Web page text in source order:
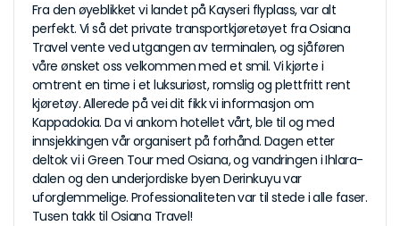
Fra den øyeblikket vi landet på Kayseri flyplass, var alt
perfekt. Vi så det private transportkjøretøyet fra Osiana
Travel vente ved utgangen av terminalen, og sjåføren
våre ønsket oss velkommen med et smil. Vi kjørte i
omtrent en time i et luksuriøst, romslig og plettfritt rent
kjøretøy. Allerede på vei dit fikk vi informasjon om
Kappadokia. Da vi ankom hotellet vårt, ble til og med
innsjekkingen vår organisert på forhånd. Dagen etter
deltok vi i Green Tour med Osiana, og vandringen i Ihlara-
dalen og den underjordiske byen Derinkuyu var
uforglemmelige. Professionaliteten var til stede i alle faser.
Tusen takk til Osiana Travel!